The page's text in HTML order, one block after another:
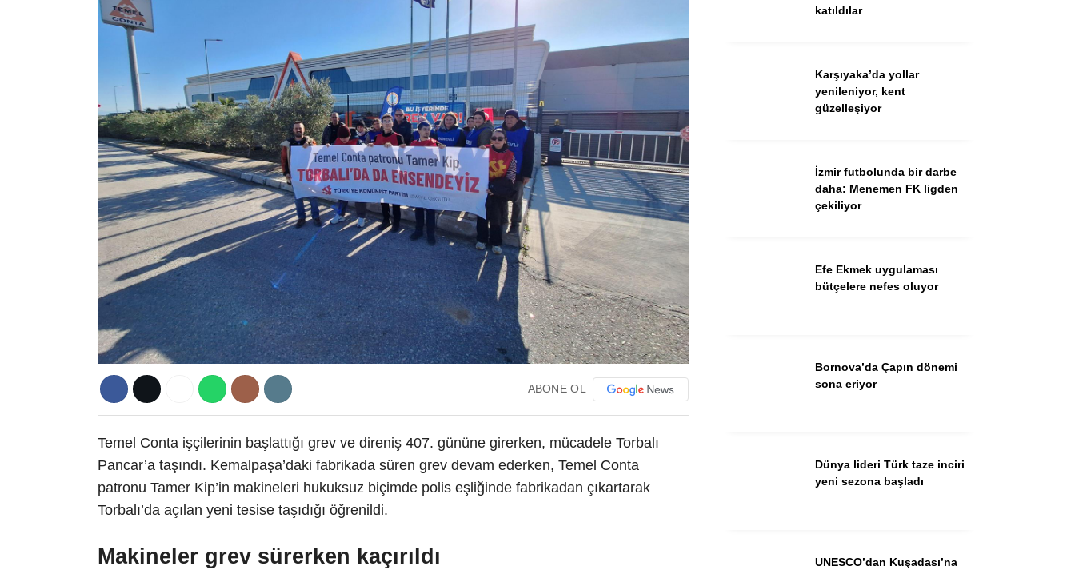
WhatsApp İhbar Hattı
Youtube
ABONE OL
Temel Conta işçilerinin başlattığı grev ve direniş 407. gününe girerken, mücadele Torbalı
Pancar’a taşındı. Kemalpaşa’daki fabrikada süren grev devam ederken, Temel Conta
patronu Tamer Kip’in makineleri hukuksuz biçimde polis eşliğinde fabrikadan çıkartarak
Torbalı’da açılan yeni tesise taşıdığı öğrenildi.
Makineler grev sürerken kaçırıldı
katıldılar
Karşıyaka’da yollar
yenileniyor, kent
güzelleşiyor
İzmir futbolunda bir darbe
daha: Menemen FK ligden
çekiliyor
Efe Ekmek uygulaması
bütçelere nefes oluyor
Bornova’da Çapın dönemi
sona eriyor
Dünya lideri Türk taze inciri
yeni sezona başladı
UNESCO’dan Kuşadası’na